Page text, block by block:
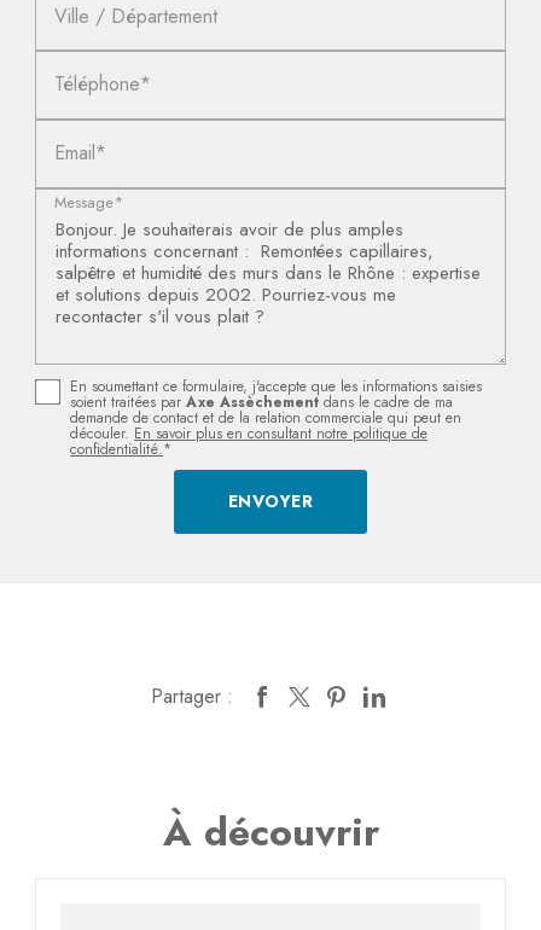
Ville / Département
Téléphone*
Email*
Message*
En soumettant ce formulaire, j'accepte que les informations saisies
soient traitées parAxe Assèchement dans le cadre de ma
demande de contact et de la relation commerciale qui peut en
découler. En savoir plus en consultant notre politique de
confidentialité.*
Partager :
À découvrir